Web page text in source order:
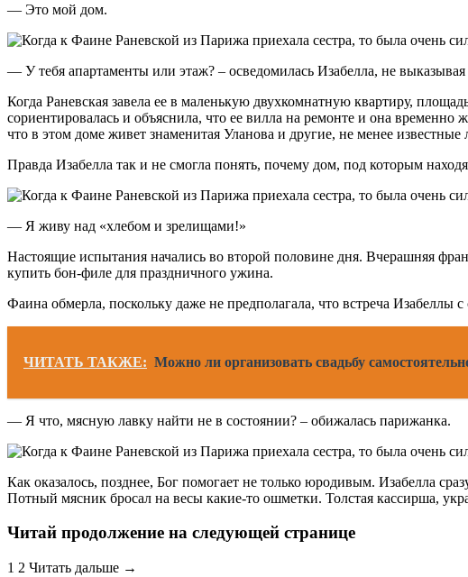
— Это мой дом.
— У тебя апартаменты или этаж? – осведомилась Изабелла, не
Когда Раневская завела ее в маленькую двухкомнатную квартиру,
сориентировалась и объяснила, что ее вилла на ремонте и она
что в этом доме живет знаменитая Уланова и другие, не менее известные
Правда Изабелла так и не смогла понять, почему дом, под которым
— Я живу над «хлебом и зрелищами!»
Настоящие испытания начались во второй половине дня. Вчерашняя
купить бон-филе для праздничного ужина.
Фаина обмерла, поскольку даже не предполагала, что встреча Изабеллы
ЧИТАТЬ ТАКЖЕ: Можно ли организовать свадьбу
— Я что, мясную лавку найти не в состоянии? – обижалась парижанка.
Как оказалось, позднее, Бог помогает не только юродивым. Изабелла
Потный мясник бросал на весы какие-то ошметки. Толстая кассирша,
Читай продолжение на следующей странице
1 2 Читать дальше →